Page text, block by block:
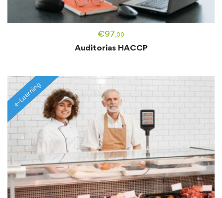
€97,00
Auditorias HACCP
e-Learning